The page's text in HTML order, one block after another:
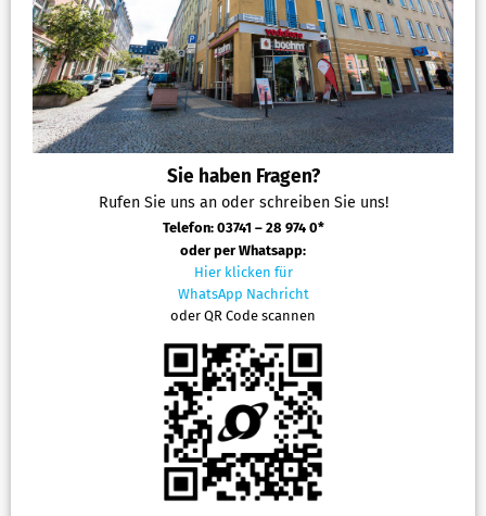
Sie haben Fragen?
Rufen Sie uns an oder schreiben Sie uns!
Telefon: 03741 – 28 974 0*
oder per Whatsapp:
Hier klicken für
WhatsApp Nachricht
oder QR Code scannen